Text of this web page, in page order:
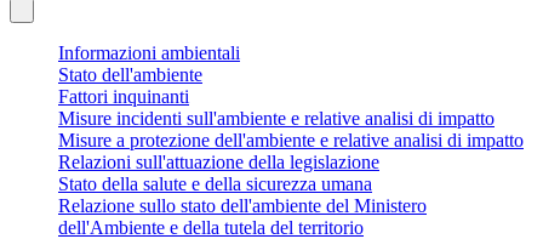
Informazioni ambientali
Stato dell'ambiente
Fattori inquinanti
Misure incidenti sull'ambiente e relative analisi di impatto
Misure a protezione dell'ambiente e relative analisi di impatto
Relazioni sull'attuazione della legislazione
Stato della salute e della sicurezza umana
Relazione sullo stato dell'ambiente del Ministero
dell'Ambiente e della tutela del territorio